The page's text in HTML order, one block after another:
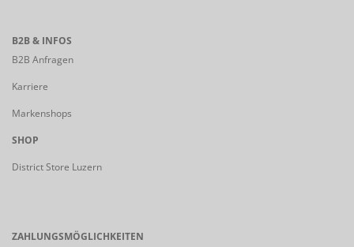
B2B & INFOS
B2B Anfragen
Karriere
Markenshops
SHOP
District Store Luzern
ZAHLUNGSMÖGLICHKEITEN